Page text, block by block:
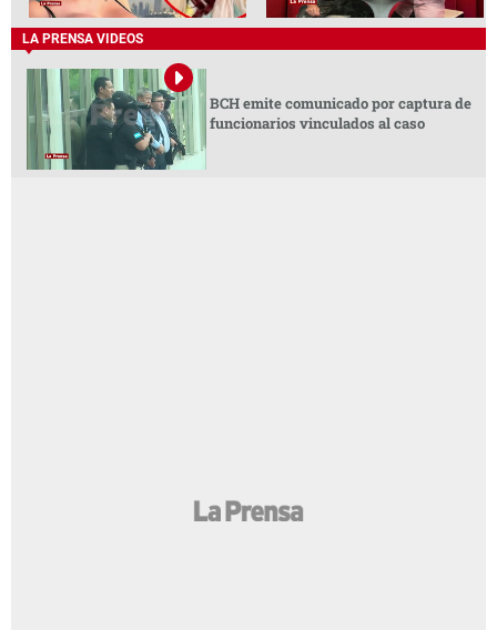
LA PRENSA VIDEOS
BCH emite comunicado por captura de
funcionarios vinculados al caso